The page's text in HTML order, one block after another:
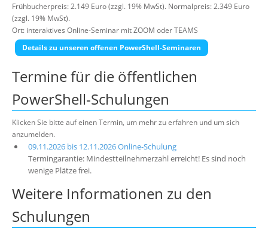
Frühbucherpreis: 2.149 Euro (zzgl. 19% MwSt). Normalpreis: 2.349 Euro
(zzgl. 19% MwSt).
Ort: interaktives Online-Seminar mit ZOOM oder TEAMS
Details zu unseren offenen PowerShell-Seminaren
Termine für die öffentlichen
PowerShell-Schulungen
Klicken Sie bitte auf einen Termin, um mehr zu erfahren und um sich
anzumelden.
09.11.2026 bis 12.11.2026 Online-Schulung
Termingarantie: Mindestteilnehmerzahl erreicht! Es sind noch
wenige Plätze frei.
Weitere Informationen zu den
Schulungen